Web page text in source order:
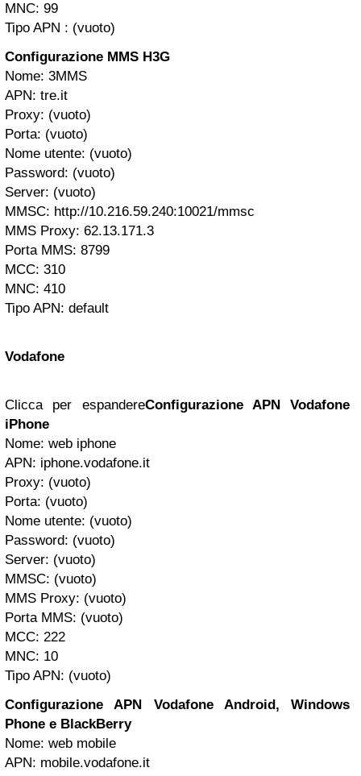
MNC: 99
Tipo APN : (vuoto)
Configurazione MMS H3G
Nome: 3MMS
APN: tre.it
Proxy: (vuoto)
Porta: (vuoto)
Nome utente: (vuoto)
Password: (vuoto)
Server: (vuoto)
MMSC: http://10.216.59.240:10021/mmsc
MMS Proxy: 62.13.171.3
Porta MMS: 8799
MCC: 310
MNC: 410
Tipo APN: default
Vodafone
Clicca per espandereConfigurazione APN Vodafone
iPhone
Nome: web iphone
APN: iphone.vodafone.it
Proxy: (vuoto)
Porta: (vuoto)
Nome utente: (vuoto)
Password: (vuoto)
Server: (vuoto)
MMSC: (vuoto)
MMS Proxy: (vuoto)
Porta MMS: (vuoto)
MCC: 222
MNC: 10
Tipo APN: (vuoto)
Configurazione APN Vodafone Android, Windows
Phone e BlackBerry
Nome: web mobile
APN: mobile.vodafone.it